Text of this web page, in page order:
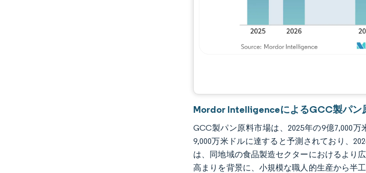
Mordor IntelligenceによるGCC製パン
GCC製パン原料市場は、2025年の9億7,000
9,000万米ドルに達すると予測されており、
は、同地域の食品製造セクターにおけるより
高まりを背景に、小規模な職人的生産から半